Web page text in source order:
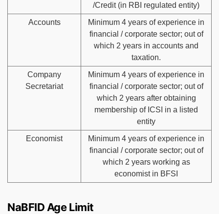
/Credit (in RBI regulated entity)
Accounts
Minimum 4 years of experience in
financial / corporate sector; out of
which 2 years in accounts and
taxation.
Company
Secretariat
Minimum 4 years of experience in
financial / corporate sector; out of
which 2 years after obtaining
membership of ICSI in a listed
entity
Economist
Minimum 4 years of experience in
financial / corporate sector; out of
which 2 years working as
economist in BFSI
NaBFID Age Limit